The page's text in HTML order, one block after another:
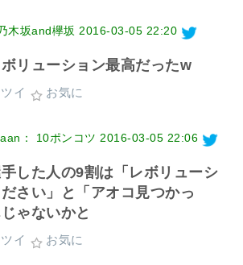
木坂and欅坂 2016-03-05 22:20
リューション最高だったw
イ お気に
： 10ポンコツ 2016-03-05 22:06
した人の9割は「レボリューシ
さい」と「アオコ見つかっ
ゃないかと
イ お気に